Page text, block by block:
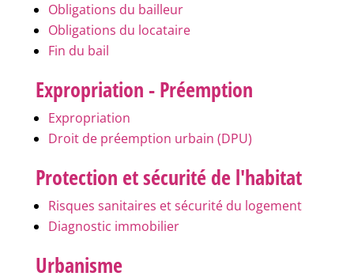
Obligations du bailleur
Obligations du locataire
Fin du bail
Expropriation - Préemption
Expropriation
Droit de préemption urbain (DPU)
Protection et sécurité de l'habitat
Risques sanitaires et sécurité du logement
Diagnostic immobilier
Urbanisme